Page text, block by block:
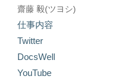
齋藤 毅(ツヨシ)
仕事内容
Twitter
DocsWell
YouTube